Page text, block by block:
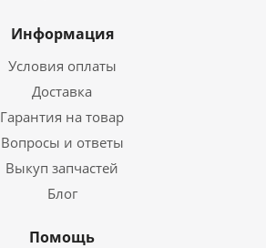
Информация
Условия оплаты
Доставка
Гарантия на товар
Вопросы и ответы
Выкуп запчастей
Блог
Помощь